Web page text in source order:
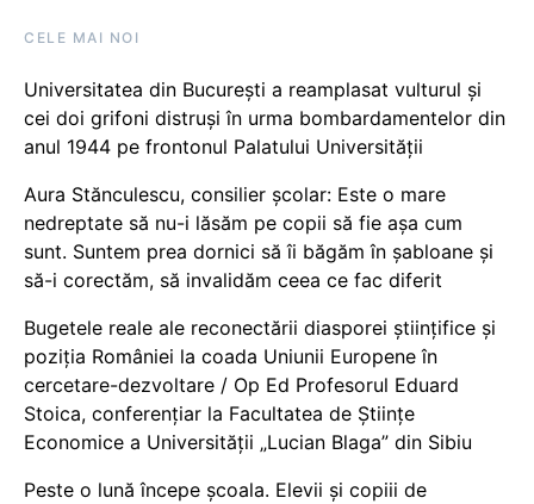
CELE MAI NOI
Universitatea din București a reamplasat vulturul și
cei doi grifoni distruși în urma bombardamentelor din
anul 1944 pe frontonul Palatului Universității
Aura Stănculescu, consilier școlar: Este o mare
nedreptate să nu-i lăsăm pe copii să fie așa cum
sunt. Suntem prea dornici să îi băgăm în șabloane și
să-i corectăm, să invalidăm ceea ce fac diferit
Bugetele reale ale reconectării diasporei științifice și
poziția României la coada Uniunii Europene în
cercetare-dezvoltare / Op Ed Profesorul Eduard
Stoica, conferențiar la Facultatea de Științe
Economice a Universității „Lucian Blaga” din Sibiu
Peste o lună începe școala. Elevii și copiii de